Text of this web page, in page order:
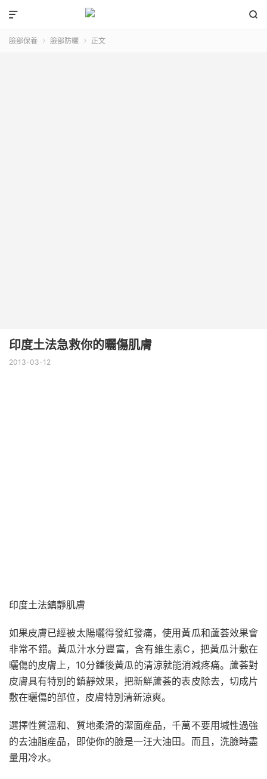


臉部保養  臉部防曬  正文
印度土法急救你的曬傷肌膚
2013-03-12
印度土法鎮靜肌膚
如果皮膚已經被太陽曬得發紅發痛，使用黃瓜和蘆荟效果會
非常不錯。黃瓜汁水分豐富，含有維生素C，把黃瓜汁敷在
曬傷的皮膚上，10分鍾後黃瓜的清涼就能消減疼痛。蘆荟對
皮膚具有特別的鎮靜效果，把新鮮蘆荟的表皮除去，切成片
敷在曬傷的部位，皮膚特別清新涼爽。
選擇性質溫和、質地柔滑的潔面産品，千萬不要用堿性過強
的去油脂産品，即使你的臉是一汪大油田。而且，洗臉時盡
量用冷水。